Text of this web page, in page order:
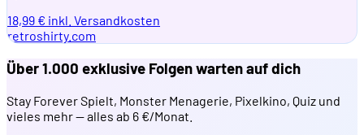
18,99 € inkl. Versandkosten
retroshirty.com
Über 1.000 exklusive Folgen warten auf dich
Stay Forever Spielt, Monster Menagerie, Pixelkino, Quiz und
vieles mehr — alles ab 6 €/Monat.